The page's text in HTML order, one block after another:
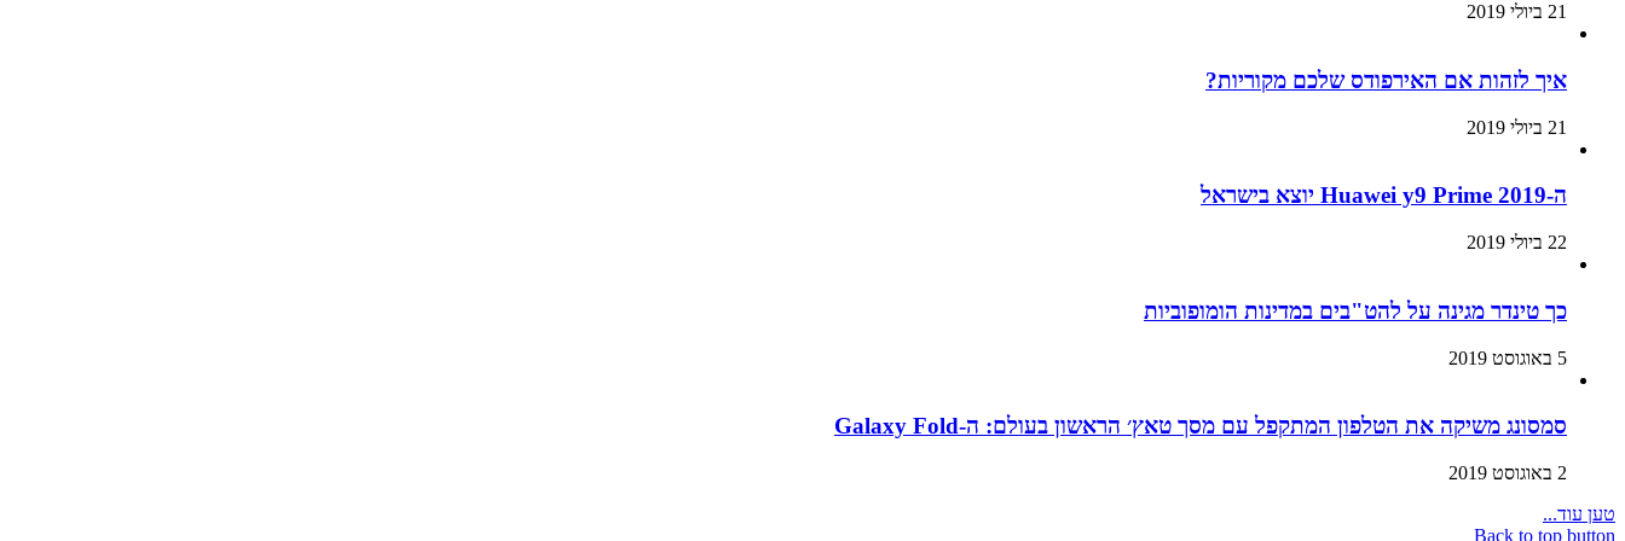
21 ביולי 2019
איך לזהות אם האירפודס שלכם מקוריות?
21 ביולי 2019
ה-Huawei y9 Prime 2019 יוצא בישראל
22 ביולי 2019
כך טינדר מגינה על להט"בים במדינות הומופוביות
5 באוגוסט 2019
סמסונג משיקה את הטלפון המתקפל עם מסך טאץ׳ הראשון בעולם: ה-Galaxy Fold
2 באוגוסט 2019
טען עוד...
Back to top button